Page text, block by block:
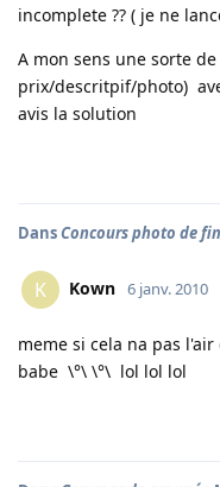
incomplete ?? ( je ne
A mon sens une sorte
prix/descritpif/photo)
avis la solution
DansConcours photo de
K Kown 6 janv. 2010
meme si cela na pas
babe \°\ \°\ lol lol lol